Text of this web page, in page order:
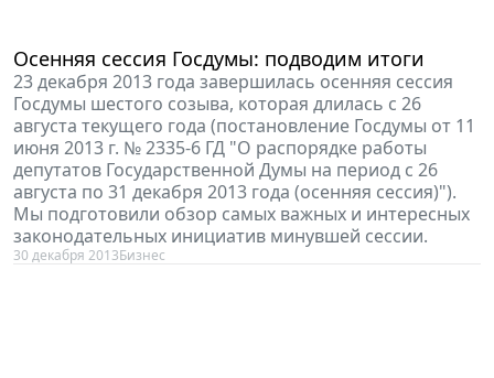
Осенняя сессия Госдумы: подводим итоги
23 декабря 2013 года завершилась осенняя сессия
Госдумы шестого созыва, которая длилась с 26
августа текущего года (постановление Госдумы от 11
июня 2013 г. № 2335-6 ГД "О распорядке работы
депутатов Государственной Думы на период с 26
августа по 31 декабря 2013 года (осенняя сессия)").
Мы подготовили обзор самых важных и интересных
законодательных инициатив минувшей сессии.
30 декабря 2013Бизнес